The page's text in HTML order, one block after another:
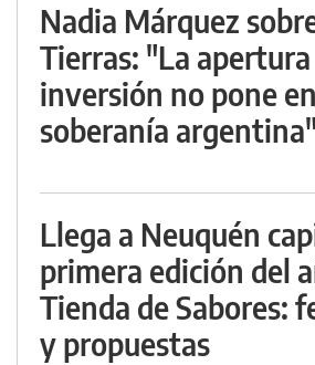
Nadia Márquez
Tierras: "La apertura
inversión no pone
soberanía argentina"
Llega a Neuquén
primera edición del
Tienda de Sabores:
y propuestas